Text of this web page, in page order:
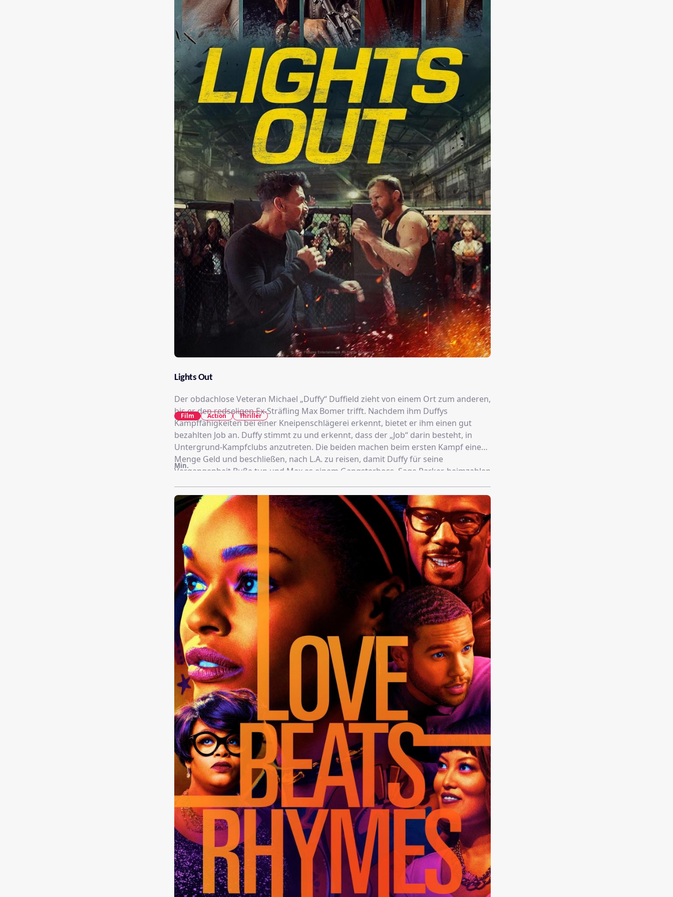
Lights Out
Der obdachlose Veteran Michael „Duffy“ Duffield zieht von einem Ort zum anderen,
bis er den redseligen Ex-Sträfling Max Bomer trifft. Nachdem ihm Duffys
Kampffähigkeiten bei einer Kneipenschlägerei erkennt, bietet er ihm einen gut
bezahlten Job an. Duffy stimmt zu und erkennt, dass der „Job“ darin besteht, in
Untergrund-Kampfclubs anzutreten. Die beiden machen beim ersten Kampf eine
Menge Geld und beschließen, nach L.A. zu reisen, damit Duffy für seine
Vergangenheit Buße tun und Max es einem Gangsterboss, Sage Parker, heimzahlen
sich schnell näher. Duffy tritt in Sages Fight Club auf und gewinnt, was
unerwünschte Aufmerksamkeit auf ihn lenkt. Duffy wird in die Welt des
Verbrechens hineingezogen und erhält einige Jobs, die er nicht ablehnen kann.
Darunter einen mit Sages Partnerin und Polizeibeamtin Ellen Ridgway. Je tiefer er in
diese Welt eintaucht, desto tödlicher wird sie.
Min.
Film Action Thriller